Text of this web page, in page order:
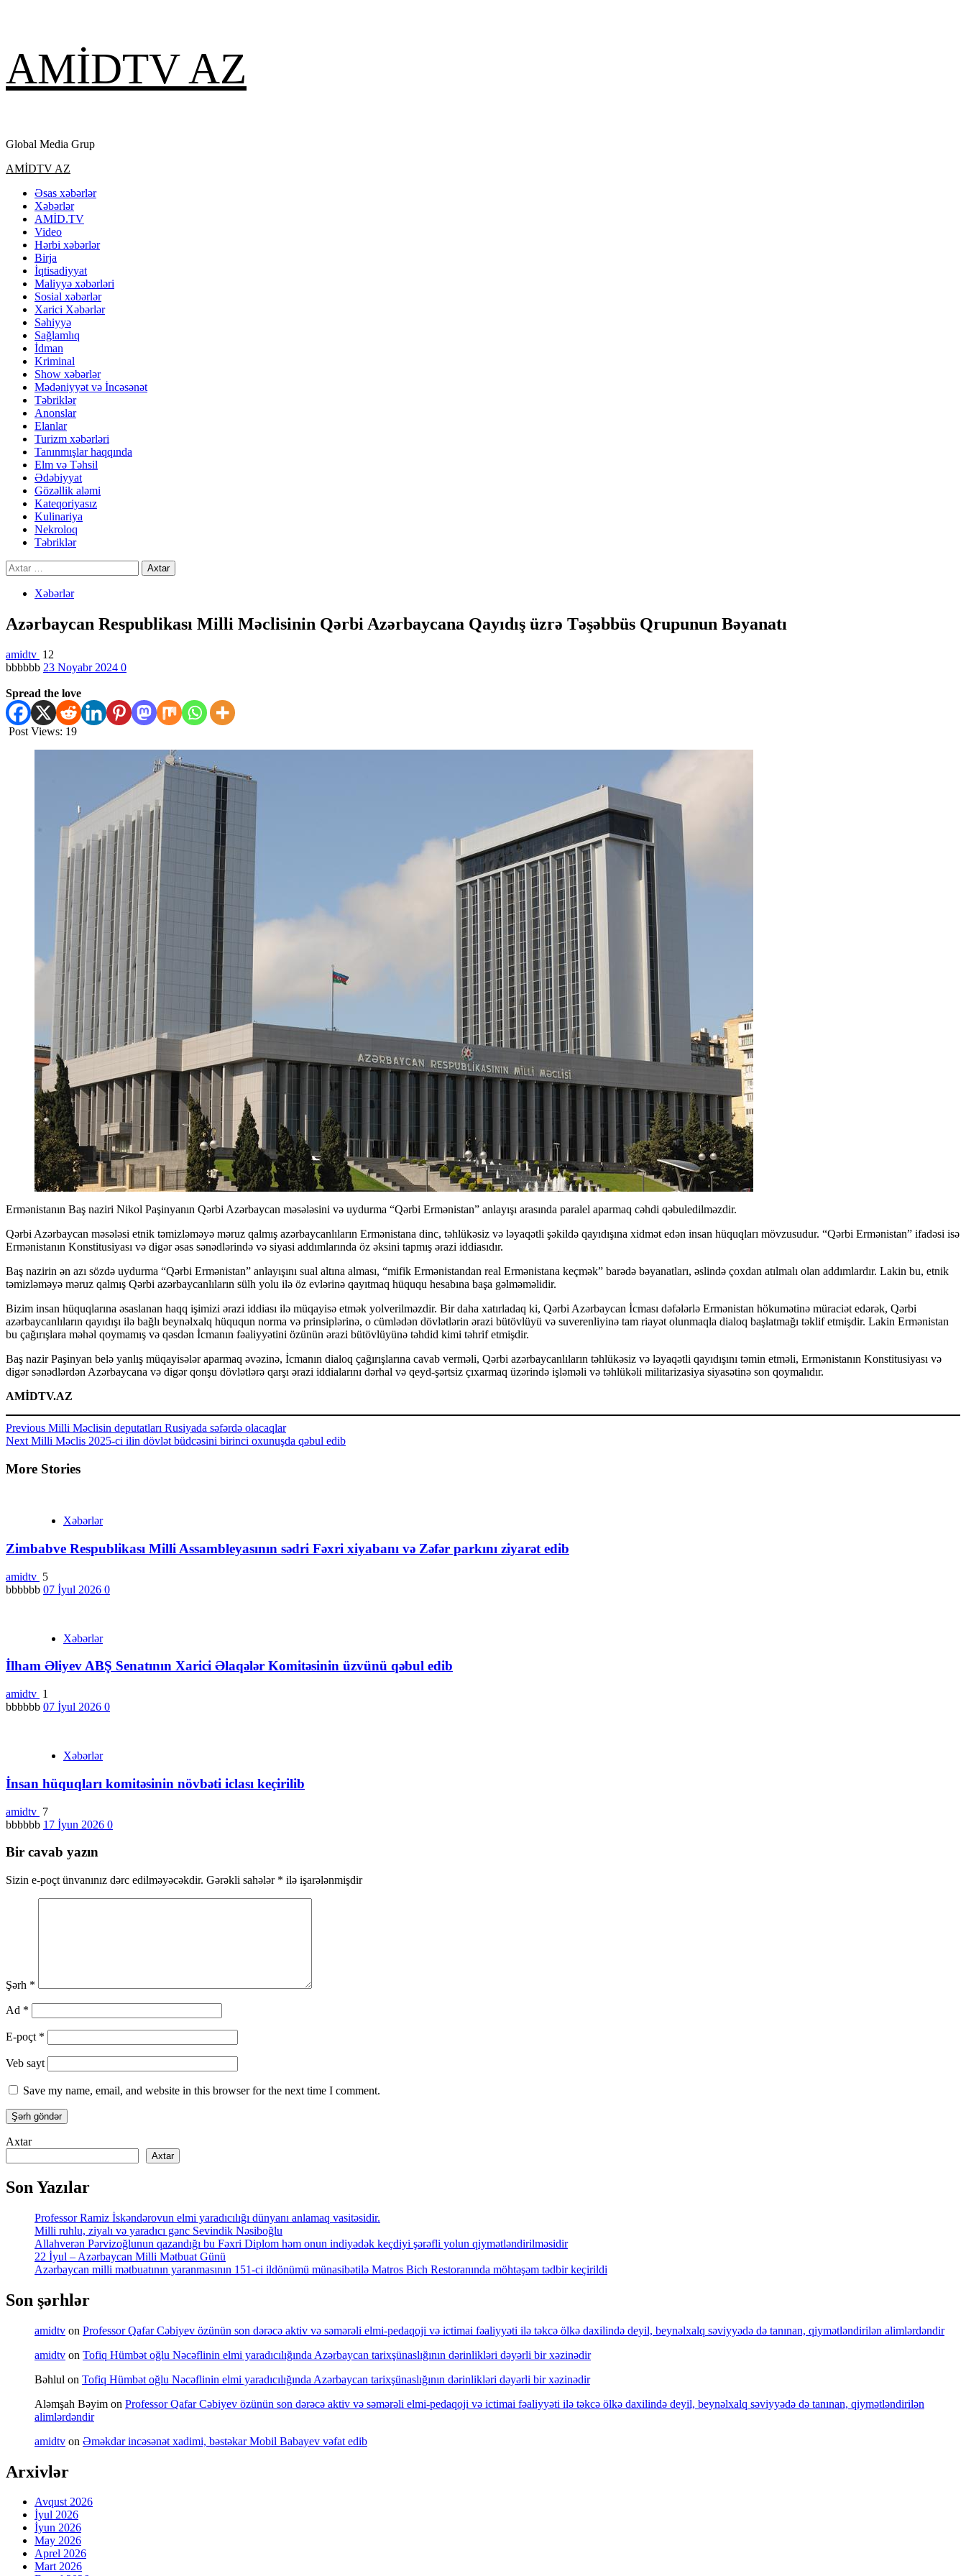
content
AMİDTV AZ
Global Media Grup
Primary
AMİDTV AZ
Əsas xəbərlər
Xəbərlər
AMİD.TV
Video
Hərbi xəbərlər
Birja
İqtisadiyyat
Maliyyə xəbərləri
Sosial xəbərlər
Xarici Xəbərlər
Səhiyyə
Sağlamlıq
İdman
Kriminal
Show xəbərlər
Mədəniyyət və İncəsənət
Təbriklər
Anonslar
Elanlar
Turizm xəbərləri
Tanınmışlar haqqında
Elm və Təhsil
Ədəbiyyat
Gözəllik aləmi
Kateqoriyasız
Kulinariya
Nekroloq
Təbriklər
Axtarış:
Xəbərlər
Azərbaycan Respublikası Milli Məclisinin Qərbi Azərbaycana Qayıdış üzrə Təşəbbüs Qrupunun Bəyanatı
amidtv 12
bbbbbb 23 Noyabr 2024 0
Spread the love
Post Views: 19
Ermənistanın Baş naziri Nikol Paşinyanın Qərbi Azərbaycan məsələsini və uydurma “Qərbi Ermənistan” anlayışı arasında paralel aparmaq cəhdi qəbuledilməzdir.
Qərbi Azərbaycan məsələsi etnik təmizləməyə məruz qalmış azərbaycanlıların Ermənistana dinc, təhlükəsiz və ləyaqətli şəkildə qayıdışına xidmət edən insan hüquqları mövzusudur. “Qərbi Ermənistan” ifadəsi isə
Ermənistanın Konstitusiyası və digər əsas sənədlərində və siyasi addımlarında öz əksini tapmış ərazi iddiasıdır.
Baş nazirin ən azı sözdə uydurma “Qərbi Ermənistan” anlayışını sual altına alması, “mifik Ermənistandan real Ermənistana keçmək” barədə bəyanatları, əslində çoxdan atılmalı olan addımlardır. Lakin bu, etnik
təmizləməyə məruz qalmış Qərbi azərbaycanlıların sülh yolu ilə öz evlərinə qayıtmaq hüququ hesabına başa gəlməməlidir.
Bizim insan hüquqlarına əsaslanan haqq işimizi ərazi iddiası ilə müqayisə etmək yolverilməzdir. Bir daha xatırladaq ki, Qərbi Azərbaycan İcması dəfələrlə Ermənistan hökumətinə müraciət edərək, Qərbi
azərbaycanlıların qayıdışı ilə bağlı beynəlxalq hüququn norma və prinsiplərinə, o cümlədən dövlətlərin ərazi bütövlüyü və suverenliyinə tam riayət olunmaqla dialoq başlatmağı təklif etmişdir. Lakin Ermənistan
bu çağırışlara məhəl qoymamış və qəsdən İcmanın fəaliyyətini özünün ərazi bütövlüyünə təhdid kimi təhrif etmişdir.
Baş nazir Paşinyan belə yanlış müqayisələr aparmaq əvəzinə, İcmanın dialoq çağırışlarına cavab verməli, Qərbi azərbaycanlıların təhlükəsiz və ləyaqətli qayıdışını təmin etməli, Ermənistanın Konstitusiyası və
digər sənədlərdən Azərbaycana və digər qonşu dövlətlərə qarşı ərazi iddialarını dərhal və qeyd-şərtsiz çıxarmaq üzərində işləməli və təhlükəli militarizasiya siyasətinə son qoymalıdır.
AMİDTV.AZ
Continue
Reading
Previous Milli Məclisin deputatları Rusiyada səfərdə olacaqlar
Next Milli Məclis 2025-ci ilin dövlət büdcəsini birinci oxunuşda qəbul edib
More Stories
Xəbərlər
Zimbabve Respublikası Milli Assambleyasının sədri Fəxri xiyabanı və Zəfər parkını ziyarət edib
amidtv 5
bbbbbb 07 İyul 2026 0
Xəbərlər
İlham Əliyev ABŞ Senatının Xarici Əlaqələr Komitəsinin üzvünü qəbul edib
amidtv 1
bbbbbb 07 İyul 2026 0
Xəbərlər
İnsan hüquqları komitəsinin növbəti iclası keçirilib
amidtv 7
bbbbbb 17 İyun 2026 0
Bir cavab yazın
Sizin e-poçt ünvanınız dərc edilməyəcəkdir. Gərəkli sahələr * ilə işarələnmişdir
Şərh *
Ad *
E-poçt *
Veb sayt
Save my name, email, and website in this browser for the next time I comment.
Axtar
Axtar
Son Yazılar
Professor Ramiz İskəndərovun elmi yaradıcılığı dünyanı anlamaq vasitəsidir.
Milli ruhlu, ziyalı və yaradıcı gənc Sevindik Nəsiboğlu
Allahverən Pərvizoğlunun qazandığı bu Fəxri Diplom həm onun indiyədək keçdiyi şərəfli yolun qiymətləndirilməsidir
22 İyul – Azərbaycan Milli Mətbuat Günü
Azərbaycan milli mətbuatının yaranmasının 151-ci ildönümü münasibətilə Matros Bich Restoranında möhtəşəm tədbir keçirildi
Son şərhlər
amidtv on Professor Qafar Cəbiyev özünün son dərəcə aktiv və səmərəli elmi-pedaqoji və ictimai fəaliyyəti ilə təkcə ölkə daxilində deyil, beynəlxalq səviyyədə də tanınan, qiymətləndirilən alimlərdəndir
amidtv on Tofiq Hümbət oğlu Nəcəflinin elmi yaradıcılığında Azərbaycan tarixşünaslığının dərinlikləri dəyərli bir xəzinədir
Bəhlul on Tofiq Hümbət oğlu Nəcəflinin elmi yaradıcılığında Azərbaycan tarixşünaslığının dərinlikləri dəyərli bir xəzinədir
Aləmşah Bəyim on Professor Qafar Cəbiyev özünün son dərəcə aktiv və səmərəli elmi-pedaqoji və ictimai fəaliyyəti ilə təkcə ölkə daxilində deyil, beynəlxalq səviyyədə də tanınan, qiymətləndirilən
alimlərdəndir
amidtv on Əməkdar incəsənət xadimi, bəstəkar Mobil Babayev vəfat edib
Arxivlər
Avqust 2026
İyul 2026
İyun 2026
May 2026
Aprel 2026
Mart 2026